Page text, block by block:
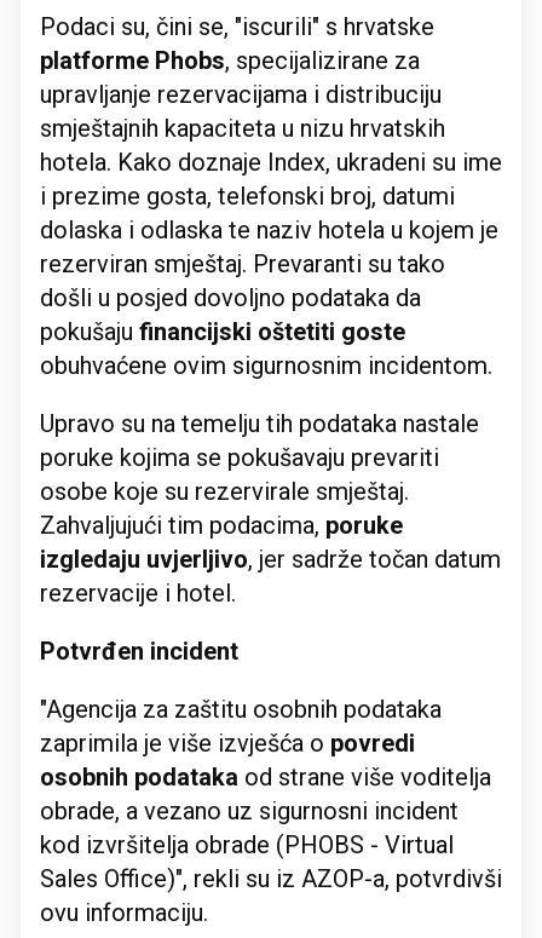
Podaci su, čini se, "iscurili" s hrvatske
platforme Phobs, specijalizirane za
upravljanje rezervacijama i distribuciju
smještajnih kapaciteta u nizu hrvatskih
hotela. Kako doznaje Index, ukradeni su ime
i prezime gosta, telefonski broj, datumi
dolaska i odlaska te naziv hotela u kojem je
rezerviran smještaj. Prevaranti su tako
došli u posjed dovoljno podataka da
pokušaju financijski oštetiti goste
obuhvaćene ovim sigurnosnim incidentom.
Upravo su na temelju tih podataka nastale
poruke kojima se pokušavaju prevariti
osobe koje su rezervirale smještaj.
Zahvaljujući tim podacima, poruke
izgledaju uvjerljivo, jer sadrže točan datum
rezervacije i hotel.
Potvrđen incident
"Agencija za zaštitu osobnih podataka
zaprimila je više izvješća o povredi
osobnih podataka od strane više voditelja
obrade, a vezano uz sigurnosni incident
kod izvršitelja obrade (PHOBS - Virtual
Sales Office)", rekli su iz AZOP-a, potvrdivši
ovu informaciju.